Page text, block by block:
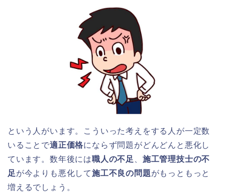
という人がいます。こういった考えをする人が一定数
いることで適正価格にならず問題がどんどんと悪化し
ています。数年後には職人の不足
施工管理技士の不
足 が今よりも悪化して施工不良の問題がもっともっと
増えるでしょう。